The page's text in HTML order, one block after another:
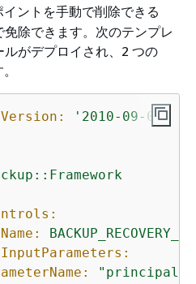
ントを手動で削除できる
除できます。次のテンプレ
がデプロイされ、2 つの
'2010-09-09'